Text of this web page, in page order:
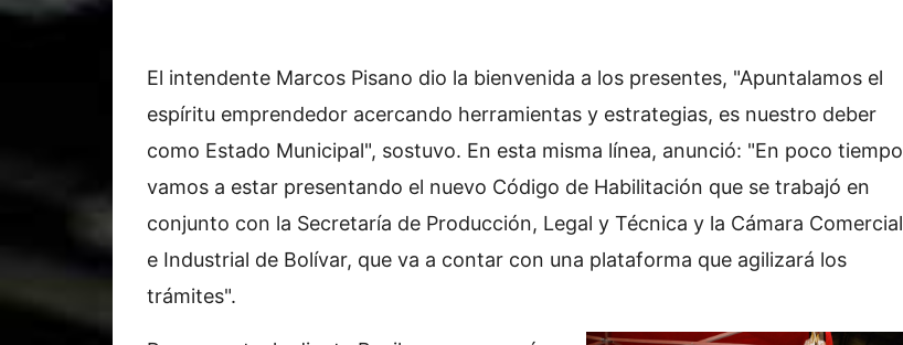
El intendente Marcos Pisano dio la bienvenida a los presentes, "Apuntalamos el
espíritu emprendedor acercando herramientas y estrategias, es nuestro deber
como Estado Municipal", sostuvo. En esta misma línea, anunció: "En poco tiempo
vamos a estar presentando el nuevo Código de Habilitación que se trabajó en
conjunto con la Secretaría de Producción, Legal y Técnica y la Cámara Comercial
e Industrial de Bolívar, que va a contar con una plataforma que agilizará los
trámites".